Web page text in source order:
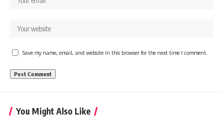
Save my name, email, and website in this browser for the next time I comment.
You Might Also Like